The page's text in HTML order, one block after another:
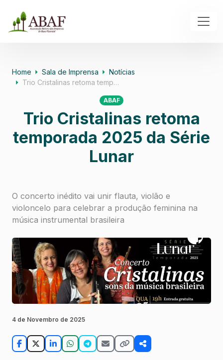
Home Sala de Imprensa
Notícias
Trio Cristalinas retoma temp…
ABAF
Trio Cristalinas retoma
temporada 2025 da Série
Lunar
O concerto inédito vai unir flauta, violão e
violoncelo para celebrar a produção feminina na
música instrumental brasileira
4 de Novembro de 2025